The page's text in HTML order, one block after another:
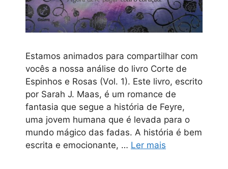
Estamos animados para compartilhar com
vocês a nossa análise do livro Corte de
Espinhos e Rosas (Vol. 1). Este livro, escrito
por Sarah J. Maas, é um romance de
fantasia que segue a história de Feyre,
uma jovem humana que é levada para o
mundo mágico das fadas. A história é bem
escrita e emocionante, … Ler mais